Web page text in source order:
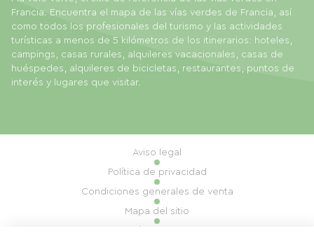
Francia. Encuentra el mapa de las vías verdes de Francia, así
como todos los profesionales del turismo y las actividades
turísticas a menos de 5 kilómetros de los itinerarios: hoteles,
campings, casas rurales, alquileres vacacionales, casas de
huéspedes, alquileres de bicicletas, restaurantes, puntos de
interés y lugares que visitar.
Aviso legal
Política de privacidad
Condiciones generales de venta
Mapa del sitio